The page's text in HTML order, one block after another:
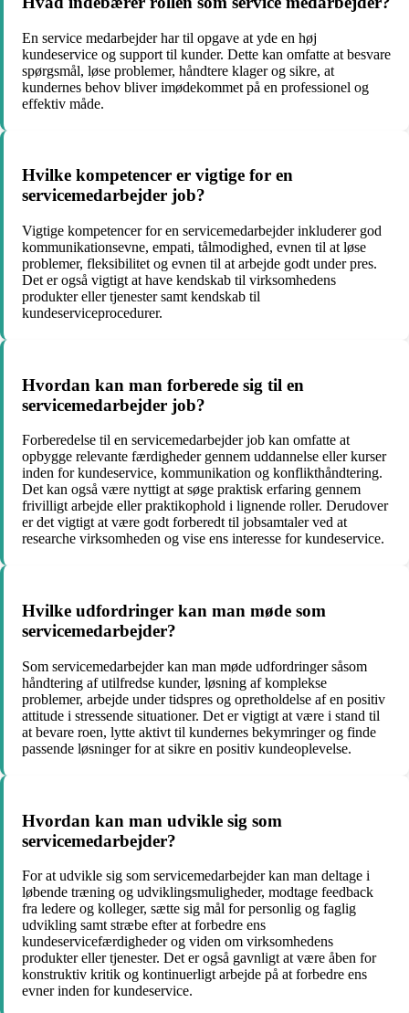
En service medarbejder har til opgave at yde en høj
kundeservice og support til kunder. Dette kan omfatte at besvare
spørgsmål, løse problemer, håndtere klager og sikre, at
kundernes behov bliver imødekommet på en professionel og
effektiv måde.
Hvilke kompetencer er vigtige for en
servicemedarbejder job?
Vigtige kompetencer for en servicemedarbejder inkluderer god
kommunikationsevne, empati, tålmodighed, evnen til at løse
problemer, fleksibilitet og evnen til at arbejde godt under pres.
Det er også vigtigt at have kendskab til virksomhedens
produkter eller tjenester samt kendskab til
kundeserviceprocedurer.
Hvordan kan man forberede sig til en
servicemedarbejder job?
Forberedelse til en servicemedarbejder job kan omfatte at
opbygge relevante færdigheder gennem uddannelse eller kurser
inden for kundeservice, kommunikation og konflikthåndtering.
Det kan også være nyttigt at søge praktisk erfaring gennem
frivilligt arbejde eller praktikophold i lignende roller. Derudover
er det vigtigt at være godt forberedt til jobsamtaler ved at
researche virksomheden og vise ens interesse for kundeservice.
Hvilke udfordringer kan man møde som
servicemedarbejder?
Som servicemedarbejder kan man møde udfordringer såsom
håndtering af utilfredse kunder, løsning af komplekse
problemer, arbejde under tidspres og opretholdelse af en positiv
attitude i stressende situationer. Det er vigtigt at være i stand til
at bevare roen, lytte aktivt til kundernes bekymringer og finde
passende løsninger for at sikre en positiv kundeoplevelse.
Hvordan kan man udvikle sig som
servicemedarbejder?
For at udvikle sig som servicemedarbejder kan man deltage i
løbende træning og udviklingsmuligheder, modtage feedback
fra ledere og kolleger, sætte sig mål for personlig og faglig
udvikling samt stræbe efter at forbedre ens
kundeservicefærdigheder og viden om virksomhedens
produkter eller tjenester. Det er også gavnligt at være åben for
konstruktiv kritik og kontinuerligt arbejde på at forbedre ens
evner inden for kundeservice.